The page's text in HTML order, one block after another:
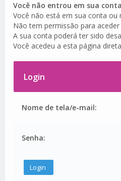
Você não entrou em sua
Você não está em sua conta
Não tem permissão para
A sua conta poderá ter sido
Você acedeu a esta página
Login
Nome de tela/e-mail:
Senha: